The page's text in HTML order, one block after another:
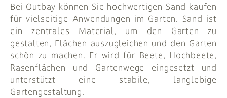
ANMELDEN
Bei Outbay können Sie hochwertigen Sand kaufen
für vielseitige Anwendungen im Garten. Sand ist
ein zentrales Material, um den Garten zu
gestalten, Flächen auszugleichen und den Garten
schön zu machen. Er wird für Beete, Hochbeete,
Rasenflächen und Gartenwege eingesetzt und
unterstützt eine stabile, langlebige
Gartengestaltung.